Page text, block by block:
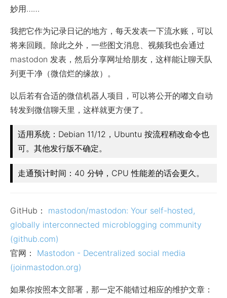
妙用……
我把它作为记录日记的地方，每天发表一下流水账，可以
将来回顾。除此之外，一些图文消息、视频我也会通过
mastodon 发表，然后分享网址给朋友，这样能让聊天队
列更干净（微信烂的缘故）。
以后若有合适的微信机器人项目，可以将公开的嘟文自动
转发到微信聊天里，这样就更方便了。
适用系统：Debian 11/12，Ubuntu 按流程稍改命令也
可。其他发行版不确定。
走通预计时间：40 分钟，CPU 性能差的话会更久。
GitHub： mastodon/mastodon: Your self-hosted,
globally interconnected microblogging community
(github.com)
官网： Mastodon - Decentralized social media
(joinmastodon.org)
如果你按照本文部署，那一定不能错过相应的维护文章：